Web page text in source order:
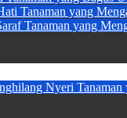
Tanaman yang
Tanaman yang
Nyeri Tanaman